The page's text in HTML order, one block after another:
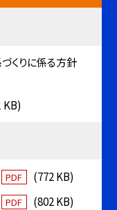
くりに係る方針
KB)
PDF
(772 KB)
PDF
(802 KB)